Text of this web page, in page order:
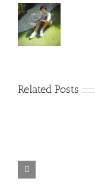
Related Posts